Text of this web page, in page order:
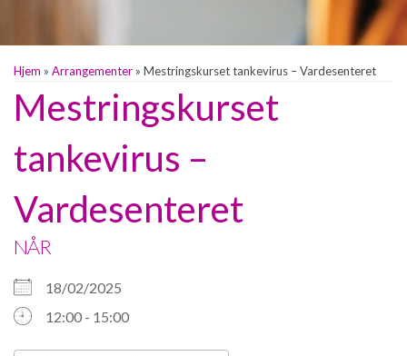
Hjem » Arrangementer » Mestringskurset tankevirus – Vardesenteret
Mestringskurset
tankevirus –
Vardesenteret
NÅR
18/02/2025
12:00 - 15:00